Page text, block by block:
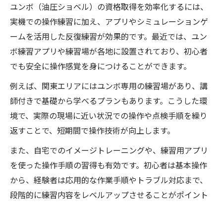
ユンボ（油圧ショベル）の資格取得を効率化するには、
実機での操作練習に加え、アプリやシミュレーションゲ
ームを活用した反復練習が効果的です。最近では、ユン
ボ練習アプリや練習場が各地に設置されており、初心者
でも安全に操作感覚を身につけることができます。
例えば、関東エリアにはユンボ専用の練習場があり、講
師付きで基礎から学べるプランもあります。こうした環
境で、実際の現場に近い状況での操作や点検手順を繰り
返すことで、短期間で操作技術が向上します。
また、自宅でのイメージトレーニングや、練習用アプリ
を使った操作手順の習得も有効です。初心者は基本操作
から、経験者は応用的な作業手順やトラブル対応まで、
段階的に練習内容をレベルアップさせることがポイント